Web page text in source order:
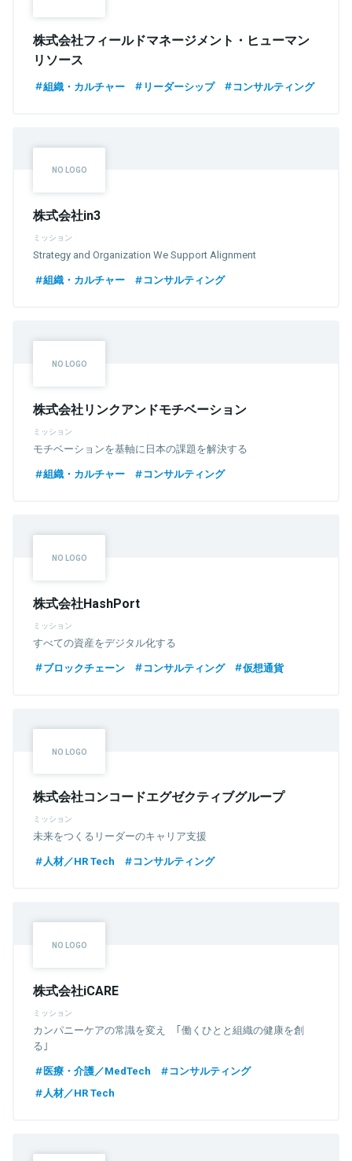
株式会社フィールドマネージメント・ヒューマン
リソース
組織・カルチャー リーダーシップ コンサルティング
株式会社in3
ミッション
Strategy and Organization We Support Alignment
組織・カルチャー
コンサルティング
株式会社リンクアンドモチベーション
ミッション
モチベーションを基軸に日本の課題を解決する
組織・カルチャー
コンサルティング
株式会社HashPort
ミッション
すべての資産をデジタル化する
ブロックチェーン
コンサルティング 仮想通貨
株式会社コンコードエグゼクティブグループ
ミッション
未来をつくるリーダーのキャリア支援
人材／HR Tech
コンサルティング
株式会社iCARE
ミッション
カンパニーケアの常識を変え ｢働くひとと組織の健康を創
る｣
医療・介護／MedTech
コンサルティング
人材／HR Tech